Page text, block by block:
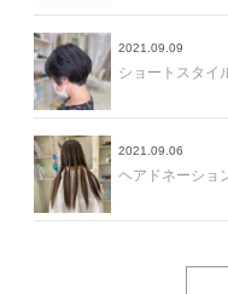
2021.09.09
2021.09.06